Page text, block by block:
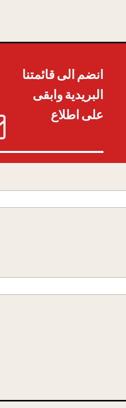
انضم الى قائمتنا
البريدية وابقى
على اطلاع